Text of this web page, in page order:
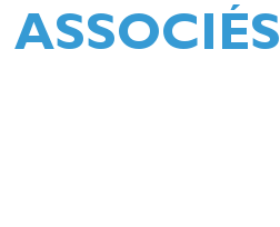
ASSOCIÉS